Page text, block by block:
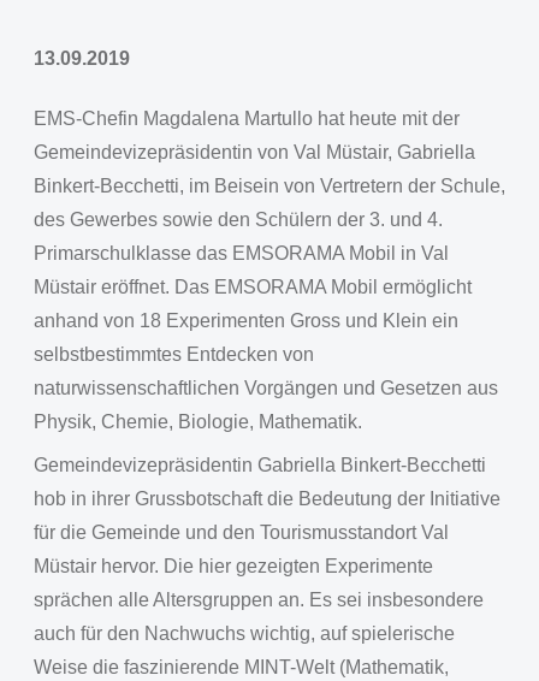
13.09.2019
EMS-Chefin Magdalena Martullo hat heute mit der
Gemeindevizepräsidentin von Val Müstair, Gabriella
Binkert-Becchetti, im Beisein von Vertretern der Schule,
des Gewerbes sowie den Schülern der 3. und 4.
Primarschulklasse das EMSORAMA Mobil in Val
Müstair eröffnet. Das EMSORAMA Mobil ermöglicht
anhand von 18 Experimenten Gross und Klein ein
selbstbestimmtes Entdecken von
naturwissenschaftlichen Vorgängen und Gesetzen aus
Physik, Chemie, Biologie, Mathematik.
Gemeindevizepräsidentin Gabriella Binkert-Becchetti
hob in ihrer Grussbotschaft die Bedeutung der Initiative
für die Gemeinde und den Tourismusstandort Val
Müstair hervor. Die hier gezeigten Experimente
sprächen alle Altersgruppen an. Es sei insbesondere
auch für den Nachwuchs wichtig, auf spielerische
Weise die faszinierende MINT-Welt (Mathematik,